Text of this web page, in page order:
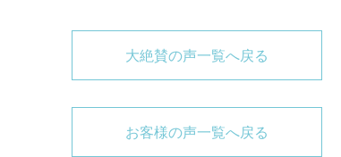
大絶賛の声一覧へ戻る
お客様の声一覧へ戻る